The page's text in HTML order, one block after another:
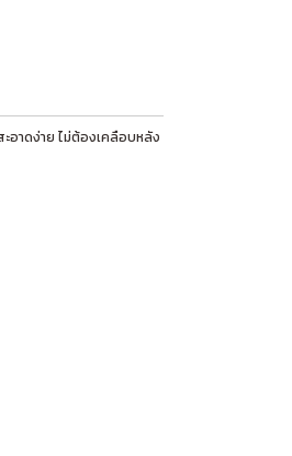
อาดง่าย ไม่ต้องเคลือบหลัง